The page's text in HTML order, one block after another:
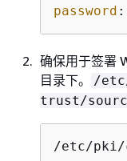
password :
确保用于签署
目录下。
/
trust/
/etc/